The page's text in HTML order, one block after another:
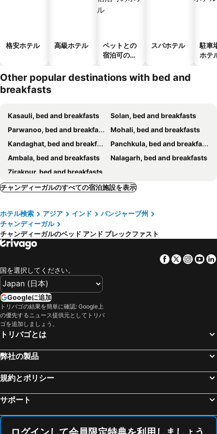
格安ホテル 高級ホテル
ペットとの
宿泊可のホ
スパホテル
駐車
ホテ
Other popular destinations with bed and
breakfasts
Kasauli, bed and breakfasts
Solan, bed and breakfasts
Parwanoo, bed and breakfasts
Mohali, bed and breakfasts
Kandaghat, bed and breakfasts
Panchkula, bed and breakfasts
Ambala, bed and breakfasts
Nalagarh, bed and breakfasts
Zirakpur, bed and breakfasts
チャンディーガルのすべての宿泊施設を表示
ホテル検索 アジア インド
パンジャーブ州
チャンディーガル
チャンディーガルのベッド アンド ブレックファスト
Facebook
Twitter
国を選択してください。
Googleに追加
トリバゴの結果を簡単に確認: Google上
の優先するニュース提供元としてトリバ
ゴを追加しましょう。
トリバゴとは
弊社の製品
規約とポリシー
サポート